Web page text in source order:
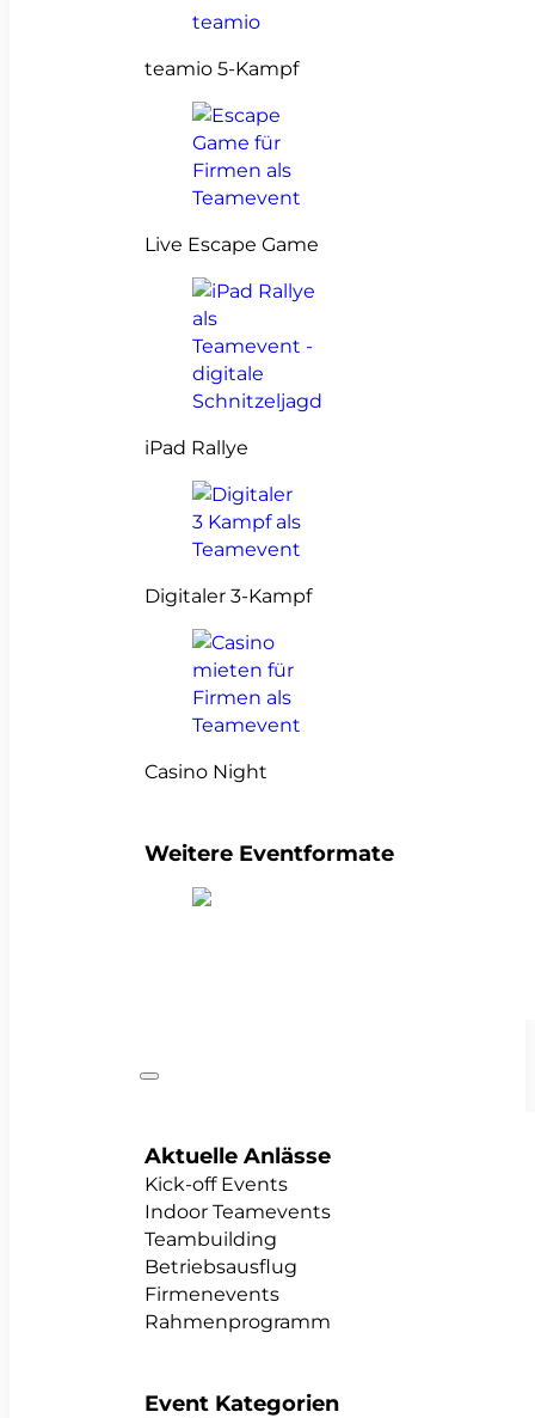
teamio 5-Kampf
Live Escape Game
iPad Rallye
Digitaler 3-Kampf
Casino Night
Weitere Eventformate
Aktuelle Anlässe
Kick-off Events
Indoor Teamevents
Teambuilding
Betriebsausflug
Firmenevents
Rahmenprogramm
Event Kategorien